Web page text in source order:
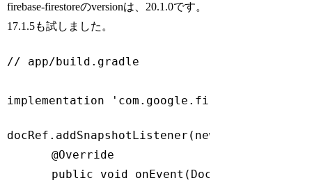
firebase-firestoreのversionは、20.1.0です。
17.1.5も試しました。
// app/build.gradle
implementation
docRef.addSnapshotListener( new
@Override
public void